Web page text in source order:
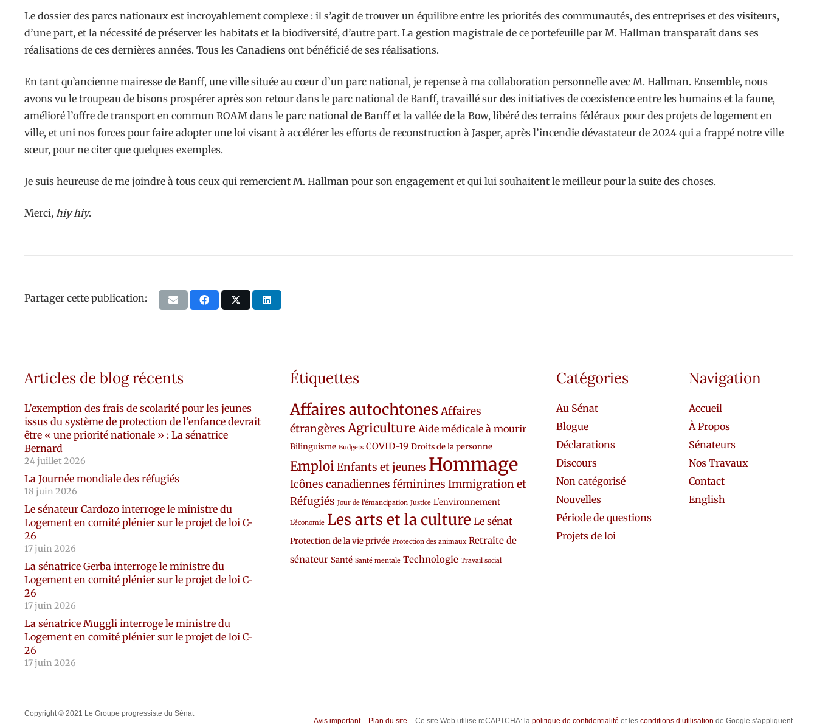
Le dossier des parcs nationaux est incroyablement complexe : il s’agit de trouver un équilibre entre les priorités des communautés, des entreprises et des visiteurs,
d’une part, et la nécessité de préserver les habitats et la biodiversité, d’autre part. La gestion magistrale de ce portefeuille par M. Hallman transparaît dans ses
réalisations de ces dernières années. Tous les Canadiens ont bénéficié de ses réalisations.
En tant qu’ancienne mairesse de Banff, une ville située au cœur d’un parc national, je repense à ma collaboration personnelle avec M. Hallman. Ensemble, nous
avons vu le troupeau de bisons prospérer après son retour dans le parc national de Banff, travaillé sur des initiatives de coexistence entre les humains et la faune,
amélioré l’offre de transport en commun ROAM dans le parc national de Banff et la vallée de la Bow, libéré des terrains fédéraux pour des projets de logement en
ville, et uni nos forces pour faire adopter une loi visant à accélérer les efforts de reconstruction à Jasper, après l’incendie dévastateur de 2024 qui a frappé notre ville
sœur, pour ne citer que quelques exemples.
Je suis heureuse de me joindre à tous ceux qui remercient M. Hallman pour son engagement et qui lui souhaitent le meilleur pour la suite des choses.
Merci, hiy hiy.
Partager cette publication:
Articles de blog récents
L’exemption des frais de scolarité pour les jeunes
issus du système de protection de l’enfance devrait
être « une priorité nationale » : La sénatrice
Bernard
24 juillet 2026
La Journée mondiale des réfugiés
18 juin 2026
Le sénateur Cardozo interroge le ministre du
Logement en comité plénier sur le projet de loi C-
26
17 juin 2026
La sénatrice Gerba interroge le ministre du
Logement en comité plénier sur le projet de loi C-
26
17 juin 2026
La sénatrice Muggli interroge le ministre du
Logement en comité plénier sur le projet de loi C-
26
17 juin 2026
Étiquettes
Affaires autochtones Affaires
étrangères Agriculture Aide médicale à mourir
Bilinguisme Budgets COVID-19 Droits de la personne
EmploiEnfants et jeunes Hommage
Icônes canadiennes féminines Immigration et
Réfugiés Jour de l'émancipation Justice L'environnement
L'économie Les arts et la culture Le sénat
Protection de la vie privée Protection des animaux Retraite de
sénateur Santé Santé mentale Technologie Travail social
Catégories
Au Sénat
Blogue
Déclarations
Discours
Non catégorisé
Nouvelles
Période de questions
Projets de loi
Navigation
Accueil
À Propos
Sénateurs
Nos Travaux
Contact
English
Copyright © 2021 Le Groupe progressiste du Sénat
Avis important– Plan du site – Ce site Web utilise reCAPTCHA: la politique de confidentialité et les conditions d’utilisation de Google s’appliquent